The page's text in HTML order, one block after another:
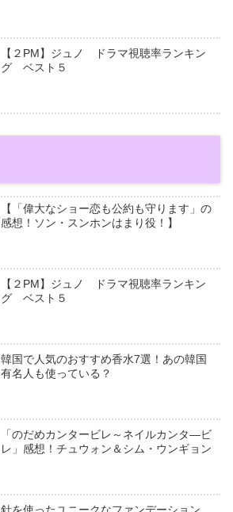
【２PM】ジュノ ドラマ視聴率ランキン
グ ベスト５
【「偉大なショー恋も公約も守ります」の
感想！ソン・スンホンはまり役！】
【２PM】ジュノ ドラマ視聴率ランキン
グ ベスト５
韓国で人気のおすすめ香水7選！あの韓国
有名人も使っている？
「のだめカンタービレ～ネイルカンタ―ビ
レ」感想！チュウォン＆シム・ウンギョン
針を使ったユニークなファンデーション